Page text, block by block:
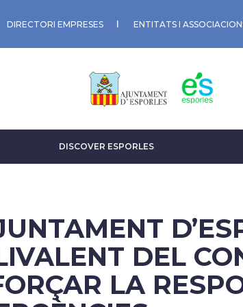
DIRECTORI EMPRESES ENTITATS I
DISCOVER ESPORLES
DEL
LA